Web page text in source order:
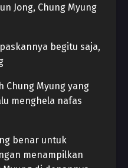
Jong, Chung Myung
begitu saja,
Chung Myung yang
menghela nafas
benar untuk
menampilkan